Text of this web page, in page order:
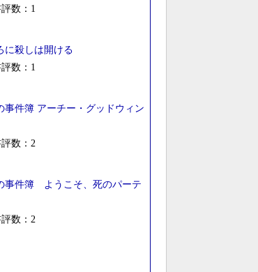
数：1
に殺しは開ける
数：1
事件簿 アーチー・グッドウィン
数：2
事件簿 ようこそ、死のパーテ
数：2